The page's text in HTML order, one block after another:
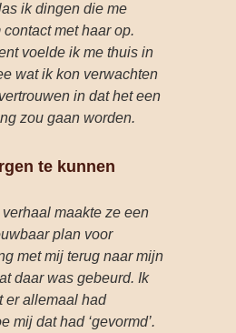
ik dingen die me
met haar op.
voelde ik me thuis in
wat ik kon verwachten
in dat het een
zou gaan worden.
te kunnen
maakte ze een
plan voor
met mij terug naar mijn
daar was gebeurd. Ik
er allemaal had
mij dat had ‘gevormd’.